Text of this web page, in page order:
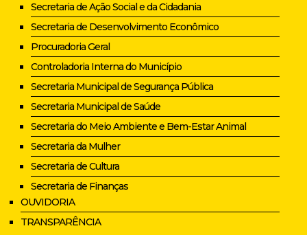
Secretaria de Ação Social e da Cidadania
Secretaria de Desenvolvimento Econômico
Procuradoria Geral
Controladoria Interna do Município
Secretaria Municipal de Segurança Pública
Secretaria Municipal de Saúde
Secretaria do Meio Ambiente e Bem-Estar Animal
Secretaria da Mulher
Secretaria de Cultura
Secretaria de Finanças
OUVIDORIA
TRANSPARÊNCIA